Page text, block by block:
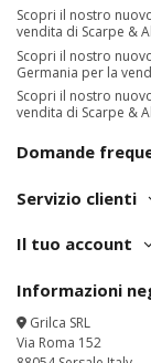
Scopri il nostro
vendita di Scarpe &
Scopri il nostro
Germania per la
Scopri il nostro
vendita di Scarpe &
Domande
Servizio clienti
Il tuo account
Informazioni
Grilca SRL
Via Roma 152